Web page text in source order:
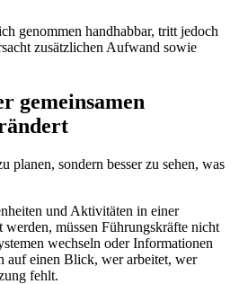
genommen handhabbar, tritt jedoch
zusätzlichen Aufwand sowie
gemeinsamen
planen, sondern besser zu sehen, was
und Aktivitäten in einer
werden, müssen Führungskräfte nicht
wechseln oder Informationen
auf einen Blick, wer arbeitet, wer
fehlt.